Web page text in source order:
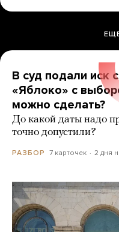
В суд подали иск
«Яблоко» с
можно сделать?
До какой даты надо
точно допустили?
РАЗБОР 7 карточек 2 дня